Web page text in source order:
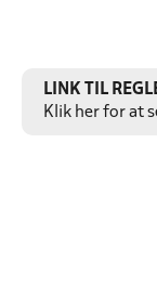
LINK TIL
Klik her for at